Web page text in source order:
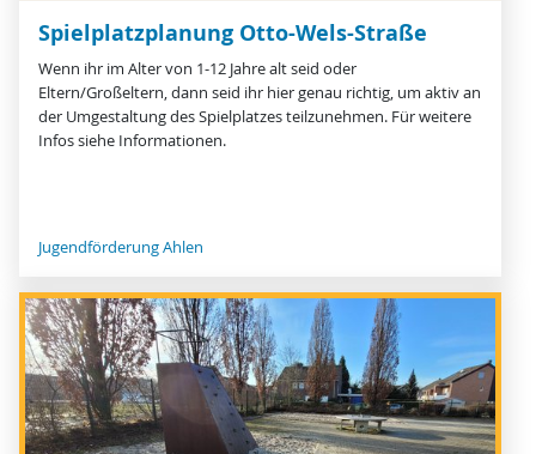
Spielplatzplanung Otto-Wels-Straße
Wenn ihr im Alter von 1-12 Jahre alt seid oder
Eltern/Großeltern, dann seid ihr hier genau richtig, um aktiv an
der Umgestaltung des Spielplatzes teilzunehmen. Für weitere
Infos siehe Informationen.
Jugendförderung Ahlen